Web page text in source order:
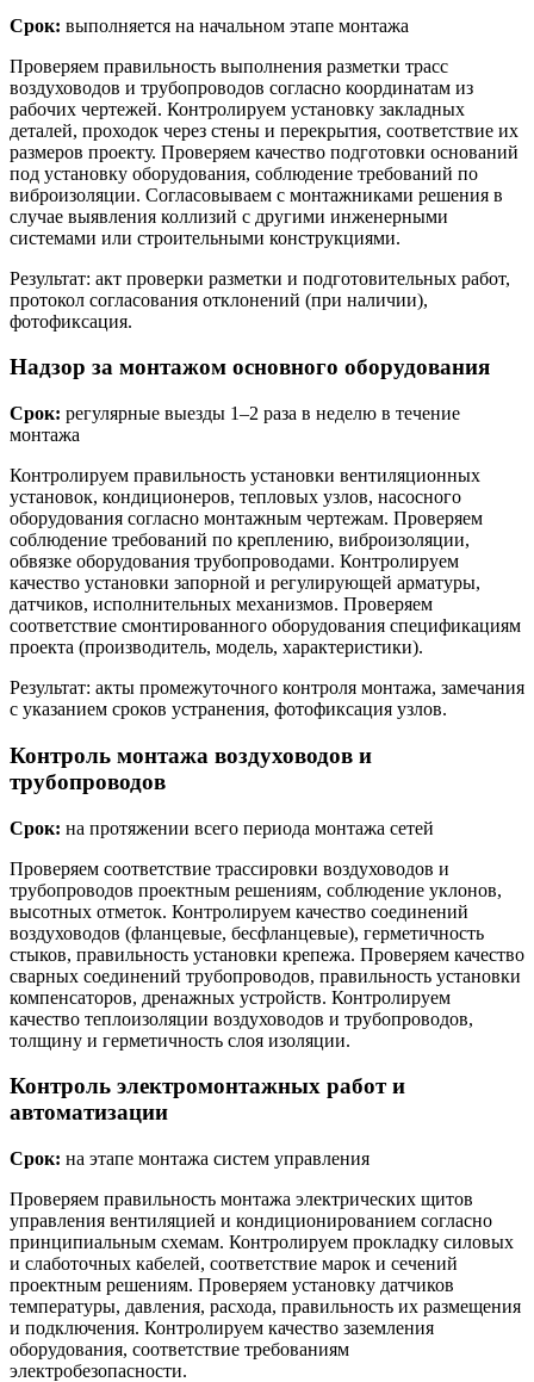
Срок: выполняется на начальном этапе монтажа
Проверяем правильность выполнения разметки трасс
воздуховодов и трубопроводов согласно координатам из
рабочих чертежей. Контролируем установку закладных
деталей, проходок через стены и перекрытия, соответствие их
размеров проекту. Проверяем качество подготовки оснований
под установку оборудования, соблюдение требований по
виброизоляции. Согласовываем с монтажниками решения в
случае выявления коллизий с другими инженерными
системами или строительными конструкциями.
Результат: акт проверки разметки и подготовительных работ,
протокол согласования отклонений (при наличии),
фотофиксация.
Надзор за монтажом основного оборудования
Срок: регулярные выезды 1–2 раза в неделю в течение
монтажа
Контролируем правильность установки вентиляционных
установок, кондиционеров, тепловых узлов, насосного
оборудования согласно монтажным чертежам. Проверяем
соблюдение требований по креплению, виброизоляции,
обвязке оборудования трубопроводами. Контролируем
качество установки запорной и регулирующей арматуры,
датчиков, исполнительных механизмов. Проверяем
соответствие смонтированного оборудования спецификациям
проекта (производитель, модель, характеристики).
Результат: акты промежуточного контроля монтажа, замечания
с указанием сроков устранения, фотофиксация узлов.
Контроль монтажа воздуховодов и
трубопроводов
Срок: на протяжении всего периода монтажа сетей
Проверяем соответствие трассировки воздуховодов и
трубопроводов проектным решениям, соблюдение уклонов,
высотных отметок. Контролируем качество соединений
воздуховодов (фланцевые, бесфланцевые), герметичность
стыков, правильность установки крепежа. Проверяем качество
сварных соединений трубопроводов, правильность установки
компенсаторов, дренажных устройств. Контролируем
качество теплоизоляции воздуховодов и трубопроводов,
толщину и герметичность слоя изоляции.
Контроль электромонтажных работ и
автоматизации
Срок: на этапе монтажа систем управления
Проверяем правильность монтажа электрических щитов
управления вентиляцией и кондиционированием согласно
принципиальным схемам. Контролируем прокладку силовых
и слаботочных кабелей, соответствие марок и сечений
проектным решениям. Проверяем установку датчиков
температуры, давления, расхода, правильность их размещения
и подключения. Контролируем качество заземления
оборудования, соответствие требованиям
электробезопасности.